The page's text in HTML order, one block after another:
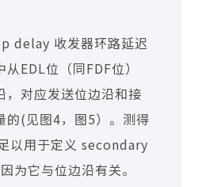
delay 收发器环路延迟
EDL位（同FDF位）
，对应发送位边沿和接
的(见图4，图5）。测得
以用于定义 secondary
它与位边沿有关。